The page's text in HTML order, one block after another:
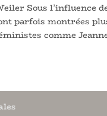
Sous l’influence
parfois montrées
comme